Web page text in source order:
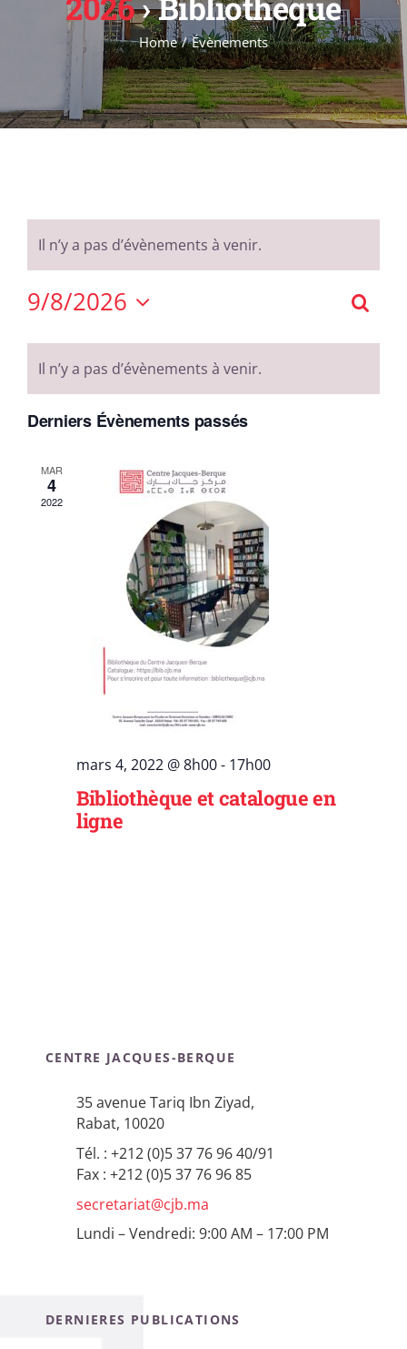
Évènements
Appels
Agenda
Home Évènements
Il n’y a pas d’évènements à venir.
et
de
9/8/2026
une
date.
Calendrier
de
Évènements
Il n’y a pas d’évènements à venir.
Derniers Évènements passés
MAR
4
2022
mars 4, 2022 @ 8h00- 17h00
Bibliothèque et catalogue en
ligne
CENTRE JACQUES-BERQUE
35 avenue Tariq Ibn Ziyad,
Rabat, 10020
Tél. : +212 (0)5 37 76 96 40/91
Fax : +212 (0)5 37 76 96 85
secretariat@cjb.ma
Lundi – Vendredi: 9:00 AM – 17:00 PM
DERNIERES PUBLICATIONS